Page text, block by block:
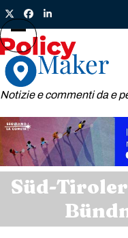
Skip
to
content
TwitterFacebook
LinkedIn
Notizie e commenti da e
Open
mobile
menu
Close
mobile
menu
Süd-